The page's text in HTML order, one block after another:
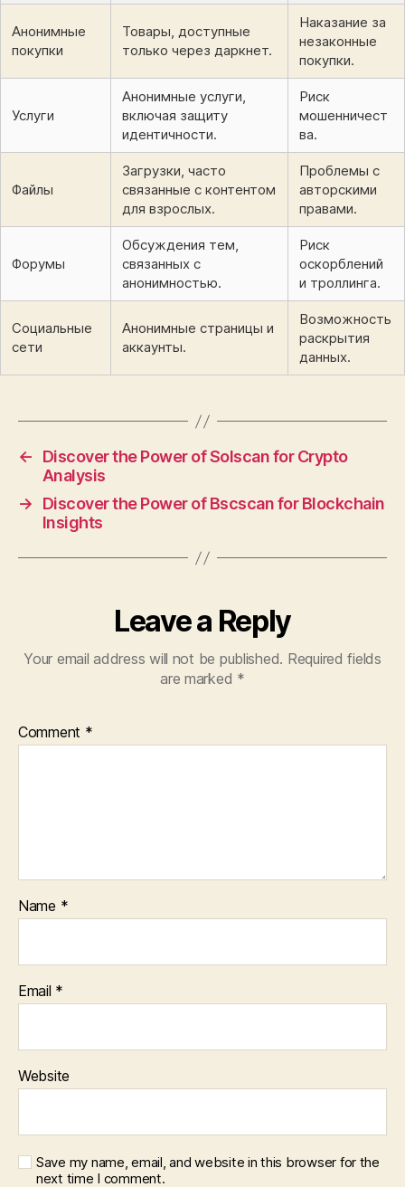
Анонимные
покупки
Товары, доступные
только через даркнет.
Наказание за
незаконные
покупки.
Услуги
Анонимные услуги,
включая защиту
идентичности.
Риск
мошенничест
ва.
Файлы
Загрузки, часто
связанные с контентом
для взрослых.
Проблемы с
авторскими
правами.
Форумы
Обсуждения тем,
связанных с
анонимностью.
Риск
оскорблений
и троллинга.
Социальные
сети
Анонимные страницы и
аккаунты.
Возможность
раскрытия
данных.
←
Discover the Power of Solscan for Crypto
Analysis
→
Discover the Power of Bscscan for Blockchain
Insights
Leave a Reply
Your email address will not be published. Required fields
are marked *
Comment *
Name *
Email *
Website
Save my name, email, and website in this browser for the
next time I comment.